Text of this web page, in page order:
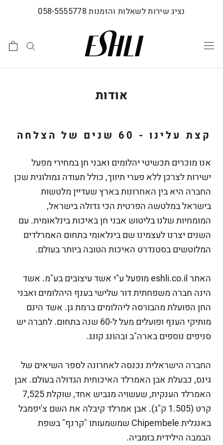
נציג שירות לשאלות והזמנות 058-5555778
אודות
קצת עלינו - 60 שנים של הצלחה
אנו מוכרים תכשיטייהלומים ואבני חןבמחירי מפעל
ישירות לצרכן ללא פערי תיווך, כולל תעודה גמולוגית שכן
החברה היא בין האחרונות בארץ שעדיין מלטשות
בישראל במלטשה הפרטית הכי גדולה בישראל,
המומחיות שלנו בליטוש אבני חן באיכות בינלאומית. עם
השנים יצרנו לעצמינו שם בינלאומי בתחום האמרלדים
המלוטשים בסטנדרט האיכות הטובה ביותר בעולם.
האתר eshli.co.il מופעל ע"י אשד עיצובים בע"מ. אשד
הינה חברה משפחתית דור שלישי בענף היהלומים ואבני
החן הפועלת מהבורסה ליהלומים ברמת גן. אשד הינם
מותיקי הענף ופועלים מעל ל-60 שנה בתחום. לחברה יש
סניפים נוספים בארה"ב ובהונג קונג.
החברה הישראלית נכנסה לאחרונה לספר השיאים של
גינס, כבעלת אבן האמרלד האיכותית הגדולה בעולם. אבן
האמרלד הענקית, שעשויה מגביש אחד, שוקלת 7,525
קרט (1.505 ק"ג). אבן אמרלד קיבלה את השם צ'יפמבל
באנגלית Chipembele שמשמעותו "קרנף" בשפת
הבמבה הילידית בזמביה.